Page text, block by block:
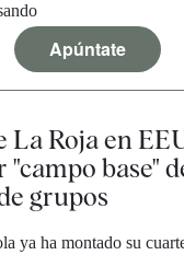
Apúntate
Roja en
base"
grupos
ya ha montado su